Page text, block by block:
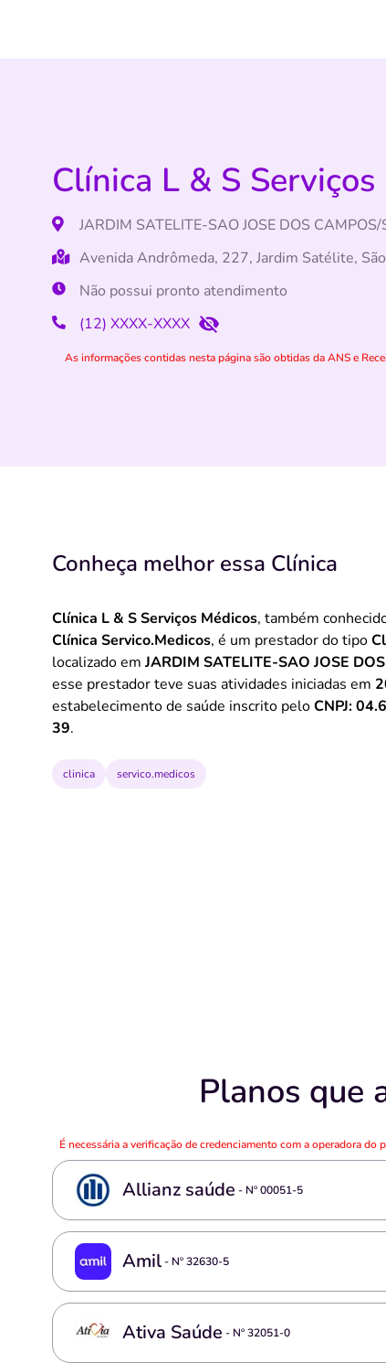
Clínica L & S
JARDIM SATELITE-SAO JOSE DOS CAMPOS/
Avenida Andrômeda, 227, Jardim Satélite,
Não possui pronto atendimento
(12) XXXX-XXXX
As informações contidas nesta página são obtidas da ANS e
Conheça melhor essa Clínica
Clínica L & S Serviços Médicos, também
Clínica Servico.Medicos, é um prestador do tipo
localizado emJARDIM SATELITE-SAO JOSE
esse prestador teve suas atividades iniciadas em
estabelecimento de saúde inscrito peloCNPJ:
39.
clinica servico.medicos
Planos que
É necessária a verificação de credenciamento com a operadora do
Allianz saúde - Nº00051-5
Amil- Nº32630-5
Ativa Saúde - Nº32051-0